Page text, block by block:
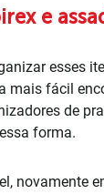
e
esses
mais fácil
de
forma.
novamente